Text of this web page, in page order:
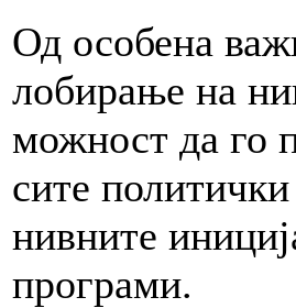
Од особена
лобирање на
можност да го
сите
нивните
програми.